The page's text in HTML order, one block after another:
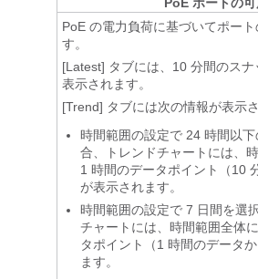
PoE の電力負荷に基づいてポー
す。
[Latest] タブには、10 分間のス
表示されます。
[Trend] タブには次の情報が表示
時間範囲の設定で 24 時間以
合、トレンドチャートには、
1 時間のデータポイント（10
が表示されます。
時間範囲の設定で 7 日間を選
チャートには、時間範囲全体
タポイント（1 時間のデータ
ます。